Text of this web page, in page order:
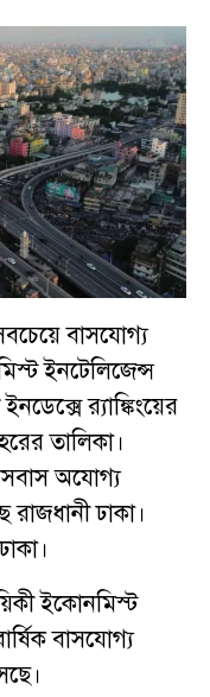
বাসযোগ্য
ইনটেলিজেন্স
র‍্যাঙ্কিংয়ের
তালিকা।
অযোগ্য
রাজধানী ঢাকা।
ইকোনমিস্ট
বাসযোগ্য